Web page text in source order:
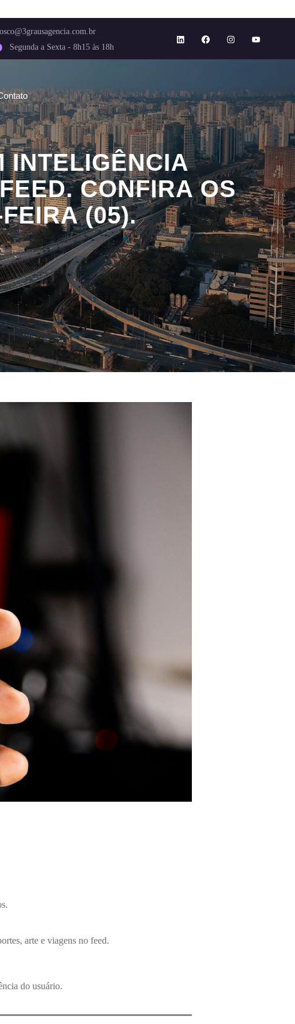
Segunda a Sexta - 8h15 às 18h
INTELIGÊNCIA
CONFIRA OS
(05).
CONFIRA OS DESTAQUES DESSA QUINTA-
arte e viagens no feed.
do usuário.